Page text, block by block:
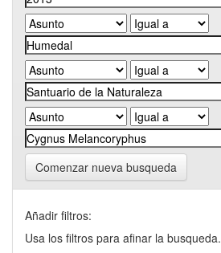
Comenzar nueva busqueda
Añadir filtros:
Usa los filtros para afinar la busqueda.